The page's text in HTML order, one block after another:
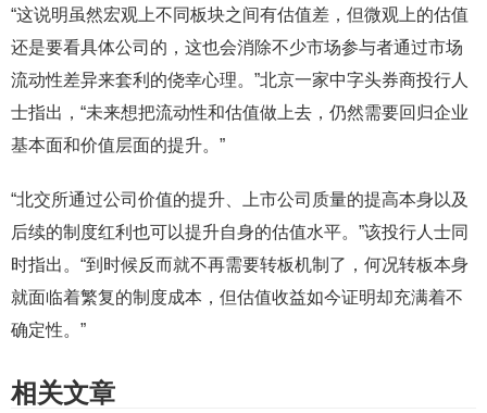
“这说明虽然宏观上不同板块之间有估值差，但微观上的估值
还是要看具体公司的，这也会消除不少市场参与者通过市场
流动性差异来套利的侥幸心理。”北京一家中字头券商投行人
士指出，“未来想把流动性和估值做上去，仍然需要回归企业
基本面和价值层面的提升。”
“北交所通过公司价值的提升、上市公司质量的提高本身以及
后续的制度红利也可以提升自身的估值水平。”该投行人士同
时指出。“到时候反而就不再需要转板机制了，何况转板本身
就面临着繁复的制度成本，但估值收益如今证明却充满着不
确定性。”
相关文章